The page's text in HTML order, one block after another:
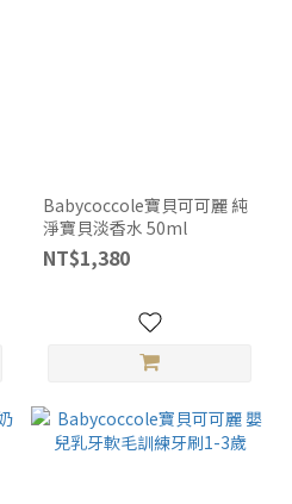
Babycoccole寶貝可可麗 純
淨寶貝淡香水 50ml
NT$1,380